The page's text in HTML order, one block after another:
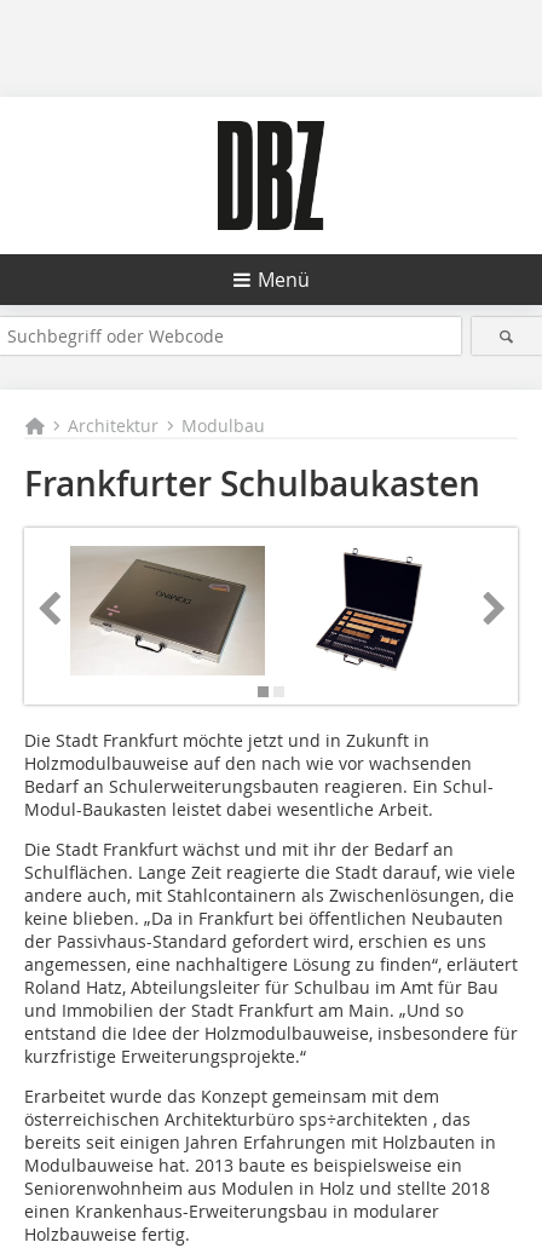
Menü
Architektur Modulbau
Frankfurter Schulbaukasten
Die Stadt Frankfurt möchte jetzt und in Zukunft in
Holzmodulbauweise auf den nach wie vor wachsenden
Bedarf an Schulerweiterungsbauten reagieren. Ein Schul-
Modul-Baukasten leistet dabei wesentliche Arbeit.
Die Stadt Frankfurt wächst und mit ihr der Bedarf an
Schulflächen. Lange Zeit reagierte die Stadt darauf, wie viele
andere auch, mit Stahlcontainern als Zwischenlösungen, die
keine blieben. „Da in Frankfurt bei öffentlichen Neubauten
der Passivhaus-Standard gefordert wird, erschien es uns
angemessen, eine nachhaltigere Lösung zu finden“, erläutert
Roland Hatz, Abteilungsleiter für Schulbau im Amt für Bau
und Immobilien der Stadt Frankfurt am Main. „Und so
entstand die Idee der Holzmodulbauweise, insbesondere für
kurzfristige Erweiterungsprojekte.“
Erarbeitet wurde das Konzept gemeinsam mit dem
österreichischen Architekturbüro sps÷architekten , das
bereits seit einigen Jahren Erfahrungen mit Holzbauten in
Modulbauweise hat. 2013 baute es beispielsweise ein
Seniorenwohnheim aus Modulen in Holz und stellte 2018
einen Krankenhaus-Erweiterungsbau in modularer
Holzbauweise fertig.